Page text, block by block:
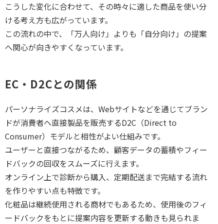
こうした変化に合わせて、その時々に適した商品を使い分
ける考え方も広がっています。
この流れの中で、「万人向け」よりも「自分向け」の提案
へ関心が向きやすくなっています。
EC・D2Cとの関係
パーソナライズコスメは、Webサイトなどを通じてブラン
ドが消費者へ直接製品を販売するD2C（Direct to
Consumer）モデルと相性がよい仕組みです。
ユーザーと直接つながるため、顧客データの蓄積やフィー
ドバックの回収をスムーズに行えます。
オンライン上で診断から購入、定期配送まで完結する流れ
を作りやすい点も特徴です。
化粧品は継続使用される商材でもあるため、使用後のフィ
ードバックをもとに提案内容を更新する動きも見られま